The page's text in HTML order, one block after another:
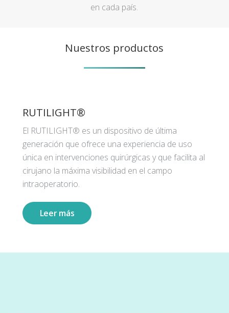
en cada país.
Nuestros productos
RUTILIGHT®
El RUTILIGHT® es un dispositivo de última
generación que ofrece una experiencia de uso
única en intervenciones quirúrgicas y que facilita al
cirujano la máxima visibilidad en el campo
intraoperatorio.
Leer más